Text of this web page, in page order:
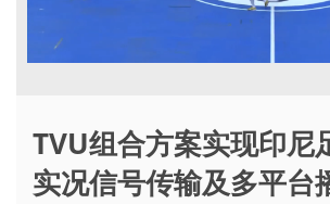
TVU组合方案实现印尼
实况信号传输及多平台